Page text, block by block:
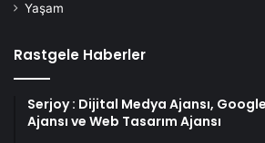
Yaşam
Rastgele Haberler
Serjoy : Dijital Medya Ajansı, Google
Ajansı ve Web Tasarım Ajansı